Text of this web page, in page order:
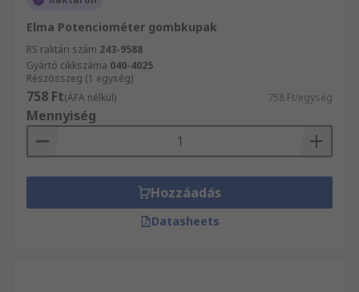
Elma Potenciométer gombkupak
RS raktári szám 243-9588
Gyártó cikkszáma 040-4025
Részösszeg (1 egység)
758 Ft(ÁFA nélkül) 758 Ft/egység
Mennyiség
Hozzáadás
Datasheets